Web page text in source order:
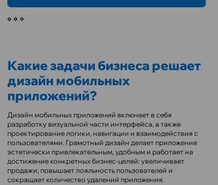
Какие задачи бизнеса решает
дизайн мобильных
приложений?
Дизайн мобильных приложений включает в себя
разработку визуальной части интерфейса, а также
проектирование логики, навигации и взаимодействия с
пользователями. Грамотный дизайн делает приложение
эстетически привлекательным, удобным и работает на
достижение конкретных бизнес-целей: увеличивает
продажи, повышает лояльность пользователей и
сокращает количество удалений приложения.